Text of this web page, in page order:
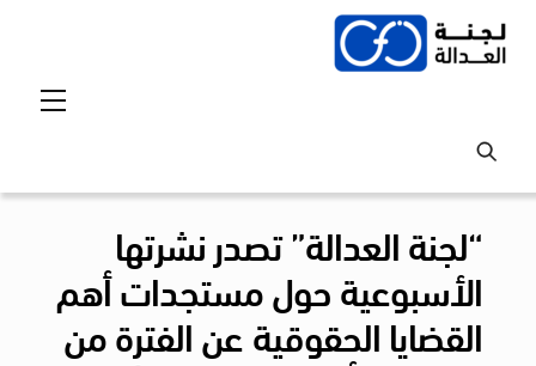
Skip
“لجنة العدالة” تصدر نشرتها
الأسبوعية حول مستجدات أهم
القضايا الحقوقية عن الفترة من